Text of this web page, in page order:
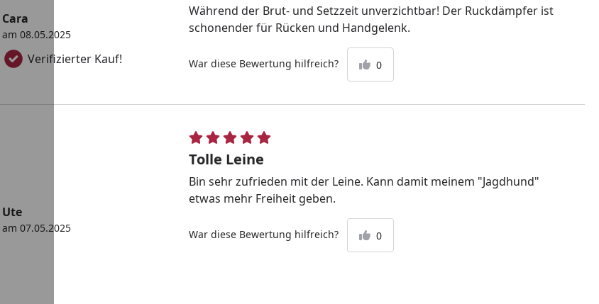
Verifizierter Kauf!
Cara
am 08.05.2025
Während der Brut- und Setzzeit unverzichtbar! Der Ruckdämpfer ist
schonender für Rücken und Handgelenk.
War diese Bewertung hilfreich? 0
Ute
am 07.05.2025
Tolle Leine
Bin sehr zufrieden mit der Leine. Kann damit meinem "Jagdhund"
etwas mehr Freiheit geben.
War diese Bewertung hilfreich? 0